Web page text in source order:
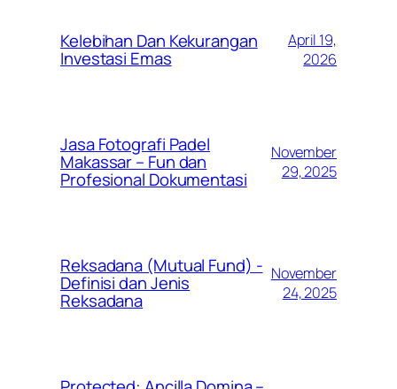
Kelebihan Dan Kekurangan
Investasi Emas
April 19,
2026
Jasa Fotografi Padel
Makassar – Fun dan
Profesional Dokumentasi
November
29, 2025
Reksadana (Mutual Fund) -
Definisi dan Jenis
Reksadana
November
24, 2025